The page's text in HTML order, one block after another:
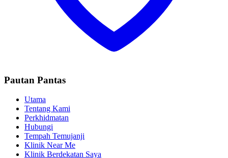
Pautan Pantas
Utama
Tentang Kami
Perkhidmatan
Hubungi
Tempah Temujanji
Klinik Near Me
Klinik Berdekatan Saya